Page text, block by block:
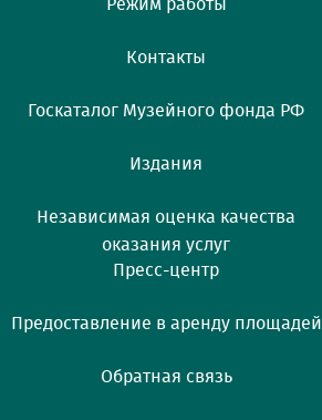
Режим работы
Контакты
Госкаталог Музейного фонда РФ
Издания
Независимая оценка качества
оказания услуг
Пресс-центр
Предоставление в аренду площадей
Обратная связь